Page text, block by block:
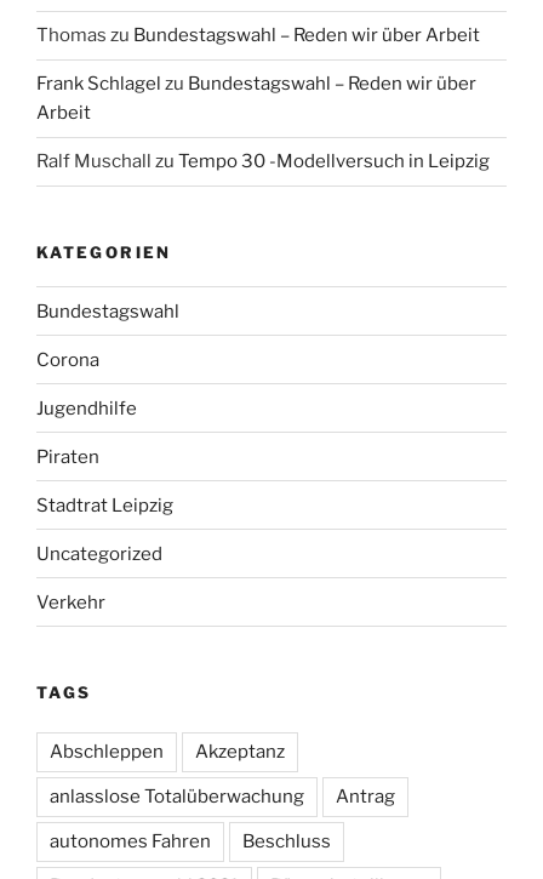
Thomas zu Bundestagswahl – Reden wir über Arbeit
Frank Schlagel zu Bundestagswahl – Reden wir über
Arbeit
Ralf Muschall zu Tempo 30 -Modellversuch in Leipzig
KATEGORIEN
Bundestagswahl
Corona
Jugendhilfe
Piraten
Stadtrat Leipzig
Uncategorized
Verkehr
TAGS
Abschleppen Akzeptanz
anlasslose Totalüberwachung Antrag
autonomes Fahren Beschluss